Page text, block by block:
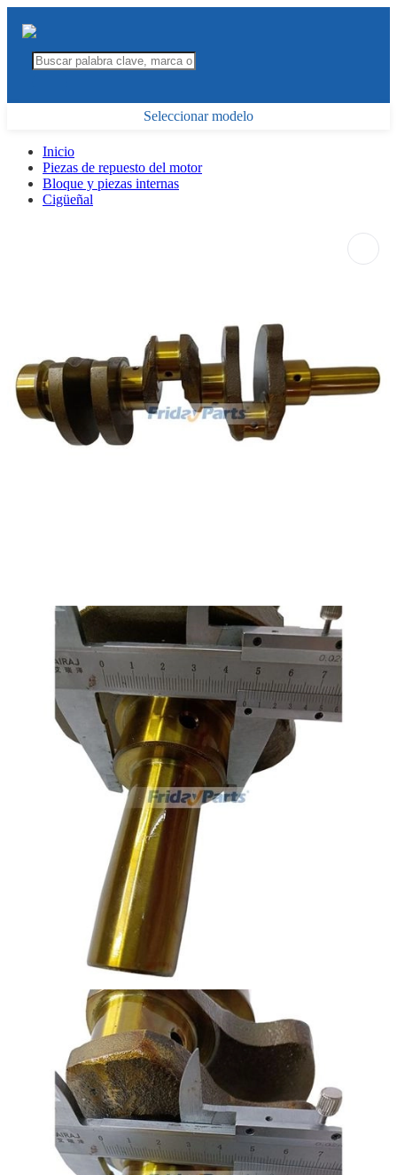
Seleccionar modelo
Inicio
Piezas de repuesto del motor
Bloque y piezas internas
Cigüeñal